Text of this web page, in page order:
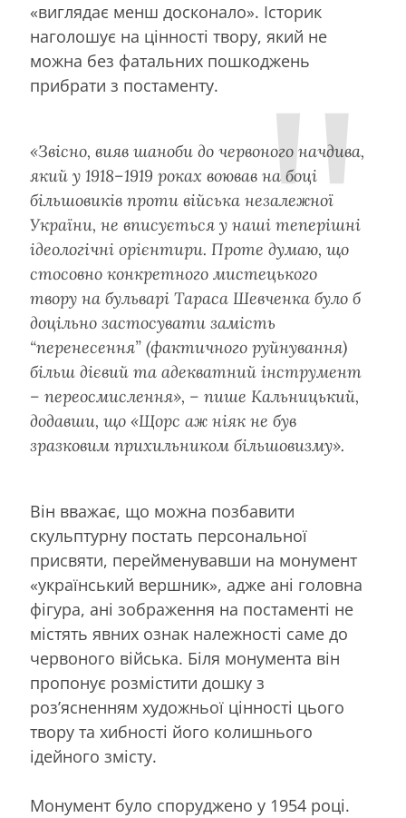
«виглядає менш досконало». Історик
наголошує на цінності твору, який не
можна без фатальних пошкоджень
прибрати з постаменту.
«Звісно, вияв шаноби до червоного начдива,
який у 1918–1919 роках воював на боці
більшовиків проти війська незалежної
України, не вписується у наші теперішні
ідеологічні орієнтири. Проте думаю, що
стосовно конкретного мистецького
твору на бульварі Тараса Шевченка було б
доцільно застосувати замість
“перенесення” (фактичного руйнування)
більш дієвий та адекватний інструмент
– переосмислення», – пише Кальницький,
додавши, що «Щорс аж ніяк не був
зразковим прихильником більшовизму».
Він вважає, що можна позбавити
скульптурну постать персональної
присвяти, перейменувавши на монумент
«український вершник», адже ані головна
фігура, ані зображення на постаменті не
містять явних ознак належності саме до
червоного війська. Біля монумента він
пропонує розмістити дошку з
роз’ясненням художньої цінності цього
твору та хибності його колишнього
ідейного змісту.
Монумент було споруджено у 1954 році.